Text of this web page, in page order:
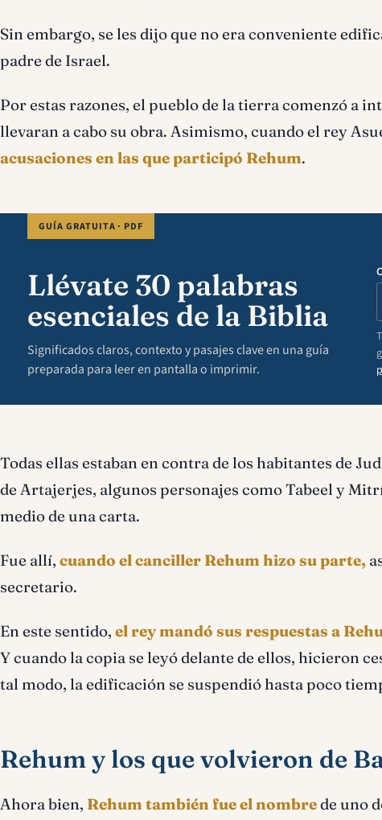
Sin embargo, se les dijo que no era conveniente
padre de Israel.
Por estas razones, el pueblo de la tierra comenzó a
llevaran a cabo su obra. Asimismo, cuando el rey
acusaciones en las que participó Rehum.
GUÍA GRATUITA · PDF
Llévate 30 palabras
esenciales de la Biblia
Significados claros, contexto y pasajes clave en una guía
preparada para leer en pantalla o imprimir.
Todas ellas estaban en contra de los habitantes de
de Artajerjes, algunos personajes como Tabeel y
medio de una carta.
Fue allí, cuando el canciller Rehum hizo su parte,
secretario.
En este sentido, el rey mandó sus respuestas a
Y cuando la copia se leyó delante de ellos, hicieron
tal modo, la edificación se suspendió hasta poco
Rehum y los que volvieron de
Ahora bien, Rehum también fue el nombrede uno